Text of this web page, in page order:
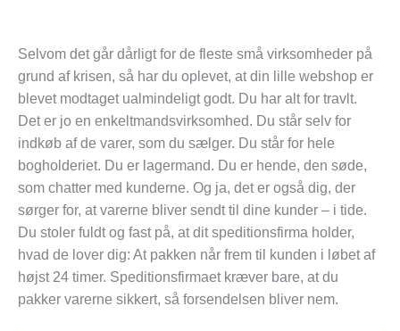
Selvom det går dårligt for de fleste små virksomheder på
grund af krisen, så har du oplevet, at din lille webshop er
blevet modtaget ualmindeligt godt. Du har alt for travlt.
Det er jo en enkeltmandsvirksomhed. Du står selv for
indkøb af de varer, som du sælger. Du står for hele
bogholderiet. Du er lagermand. Du er hende, den søde,
som chatter med kunderne. Og ja, det er også dig, der
sørger for, at varerne bliver sendt til dine kunder – i tide.
Du stoler fuldt og fast på, at dit speditionsfirma holder,
hvad de lover dig: At pakken når frem til kunden i løbet af
højst 24 timer. Speditionsfirmaet kræver bare, at du
pakker varerne sikkert, så forsendelsen bliver nem.